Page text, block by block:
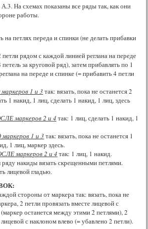
На схемах показаны все ряды так, как они
работы.
на петлях переда и спинки (не делать прибавки
рядом с каждой линией реглана на переде
за круговой ряд), затем прибавлять по 1
на переде и спинке (= прибавить 4 петли
1 и 3 так: вязать, пока не останется 2
1 накид, 1 лиц, сделать 1 накид, 1 лиц, здесь
маркеров 2 и 4 так: 1 лиц, сделать 1 накид, 1
1 и 3 так: вязать, пока не останется 1
1 лиц, маркер здесь.
маркеров 2 и 4 так: 1 лиц, 1 накид.
накиды вязать скрещенными петлями.
лицевой гладью.
стороны от маркера так: вязать, пока не
2 петли провязать вместе лицевой с
останется между этими 2 петлями), 2
с наклоном влево (= убавлено 2 петли).